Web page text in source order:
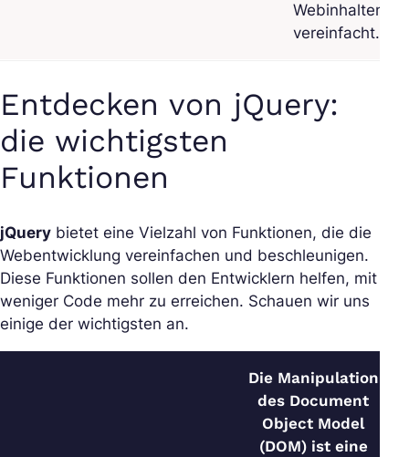
Webinhalten
vereinfacht.
Entdecken von jQuery:
die wichtigsten
Funktionen
jQuery bietet eine Vielzahl von Funktionen, die die
Webentwicklung vereinfachen und beschleunigen.
Diese Funktionen sollen den Entwicklern helfen, mit
weniger Code mehr zu erreichen. Schauen wir uns
einige der wichtigsten an.
Die Manipulation
des Document
Object Model
(DOM) ist eine